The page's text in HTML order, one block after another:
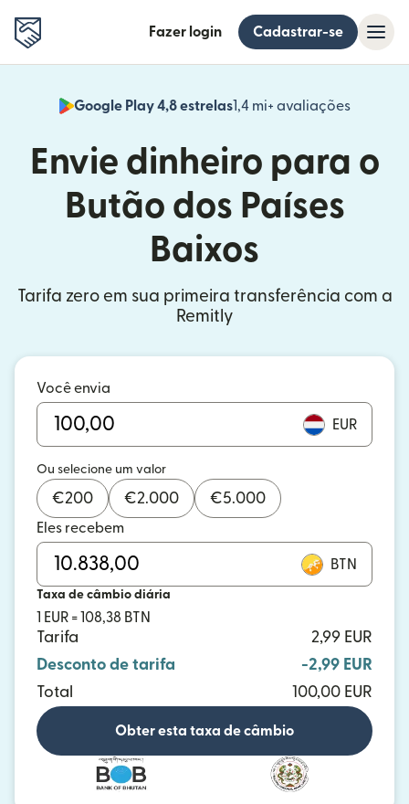
Fazer login Cadastrar-se
Google Play 4,8 estrelas1,4 mi+ avaliações
(abre
Envie dinheiro para o
Butão dos Países
Baixos
Tarifa zero em sua primeira transferência com a
Remitly
Você envia
EUR
Ou selecione um valor
€200 €2.000 €5.000
Eles recebem
BTN
Taxa de câmbio diária
1 EUR = 108,38 BTN
Tarifa
2,99 EUR
Desconto de tarifa
-2,99 EUR
Total
100,00 EUR
Obter esta taxa de câmbio